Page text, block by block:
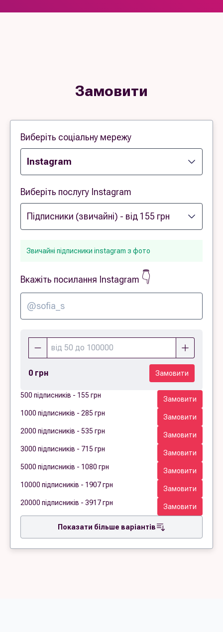
Замовити
Виберіть соціальну мережу
Виберіть послугу Instagram
Звичайні підписники instagram з фото
Вкажіть посилання Instagram 👇
0 грн Замовити
500 підписників - 155 грн
Замовити
1000 підписників - 285 грн
Замовити
2000 підписників - 535 грн
Замовити
3000 підписників - 715 грн
Замовити
5000 підписників - 1080 грн
Замовити
10000 підписників - 1907 грн
Замовити
20000 підписників - 3917 грн
Замовити
Показати більше варіантів